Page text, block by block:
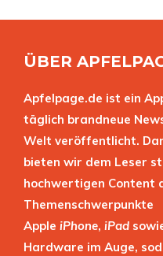
ÜBER
Apfelpage.de ist ein
täglich brandneue
Welt veröffentlicht.
bieten wir dem Leser
hochwertigen Content
Themenschwerpunkte
Apple iPhone, iPad
Hardware im Auge,